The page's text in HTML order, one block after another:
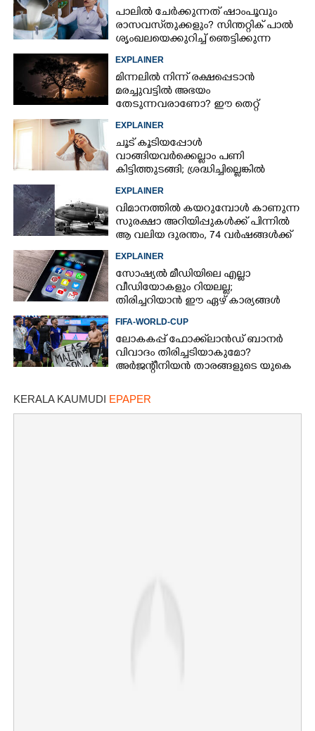
പാലിൽ ചേർക്കുന്നത് ഷാംപൂവും
രാസവസ്‌തുക്കളും? സിന്തറ്റിക് പാൽ
ശൃംഖലയെക്കുറിച്ച് ഞെട്ടിക്കുന്ന
വെളിപ്പെടുത്തൽ
EXPLAINER
മിന്നലിൽ നിന്ന് രക്ഷപ്പെടാൻ
മരച്ചുവട്ടിൽ അഭയം
തേടുന്നവരാണോ? ഈ തെറ്റ്
ആവർത്തിച്ചാൽ ജീവന് തന്നെ
ഭീഷണിയാകും
EXPLAINER
ചൂട് കൂടിയപ്പോൾ
വാങ്ങിയവർക്കെല്ലാം പണി
കിട്ടിത്തുടങ്ങി; ശ്രദ്ധിച്ചില്ലെങ്കിൽ
തീപിടിത്തം പോലുമുണ്ടാകാം
EXPLAINER
വിമാനത്തിൽ കയറുമ്പോൾ കാണുന്ന
സുരക്ഷാ അറിയിപ്പുകൾക്ക് പിന്നിൽ
ആ വലിയ ദുരന്തം, 74 വർഷങ്ങൾക്ക്
ശേഷം രഹസ്യം പുറത്ത്
EXPLAINER
സോഷ്യൽ മീഡിയിലെ എല്ലാ
വീഡിയോകളും റിയലല്ല;
തിരിച്ചറിയാൻ ഈ ഏഴ് കാര്യങ്ങൾ
ശ്രദ്ധിക്കൂ
FIFA-WORLD-CUP
ലോകകപ്പ് ഫോക്ക്‌ലാൻഡ് ബാനർ
വിവാദം തിരിച്ചടിയാകുമോ?
അർജന്റീനിയൻ താരങ്ങളുടെ യുകെ
KERALA KAUMUDI EPAPER